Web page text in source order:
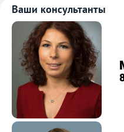
Ваши консультанты